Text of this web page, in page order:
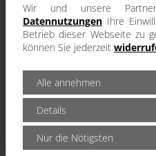
Wir und unsere
Datennutzungen Ihre
Betrieb dieser Webseite zu
können Sie jederzeit
Alle annehmen
Details
Nur die Nötigsten